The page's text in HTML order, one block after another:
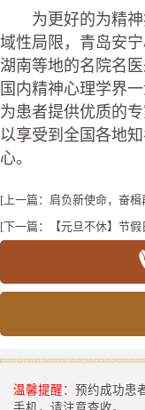
为更好的为精神
域性局限，青岛安
湖南等地的名院名
国内精神心理学界
为患者提供优质的
以享受到全国各地
心。
[上一篇： 肩负新使命，奋
[下一篇：
【元旦不休】节
温馨提醒： 预约成功患